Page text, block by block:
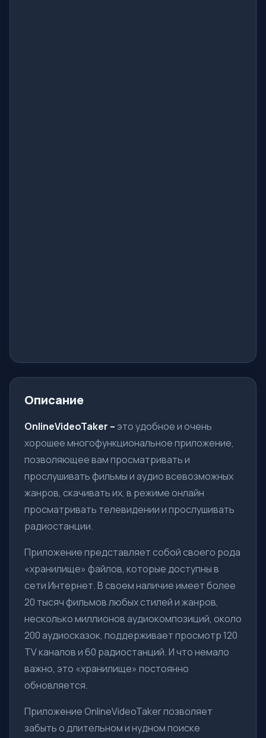
Описание
OnlineVideoTaker –это удобное и очень
хорошее многофункциональное приложение,
позволяющее вам просматривать и
прослушивать фильмы и аудио всевозможных
жанров, скачивать их, в режиме онлайн
просматривать телевидении и прослушивать
радиостанции.
Приложение представляет собой своего рода
«хранилище» файлов, которые доступны в
сети Интернет. В своем наличие имеет более
20 тысяч фильмов любых стилей и жанров,
несколько миллионов аудиокомпозиций, около
200 аудиосказок, поддерживает просмотр 120
TV каналов и 60 радиостанций. И что немало
важно, это «хранилище» постоянно
обновляется.
Приложение OnlineVideoTaker позволяет
забыть о длительном и нудном поиске